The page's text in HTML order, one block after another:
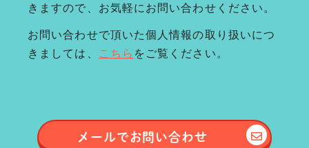
きますので、お気軽にお問い合わせください。
お問い合わせで頂いた個人情報の取り扱いにつ
きましては、
こちら をご覧ください。
メールでお問い合わせ